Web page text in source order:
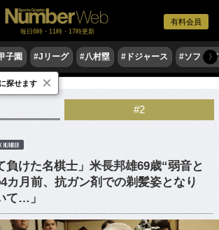
有料会員
毎日6時・11時・17時更新
子園 #Jリーグ #八村塁 #ドジャース #ソフト〉
#2
NUMBER
負けた名棋士」米長邦雄69歳“弱音と
カ月前、抗ガン剤での剃髪姿となり
て…」
探せます ×